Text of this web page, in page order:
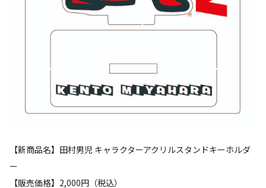
【新商品名】田村男児 キャラクターアクリルスタンドキーホルダ
ー
【販売価格】2,000円（税込）